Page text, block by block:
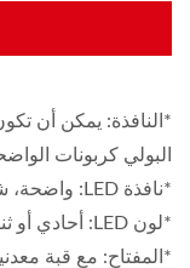
*النافذة: يمكن أن
البولي كربونات
*نافذة LED: واضحة، شفافة أو غير مرئية
*لون LED: أحادي أو ثنائي اللون
*المفتاح: مع قبة